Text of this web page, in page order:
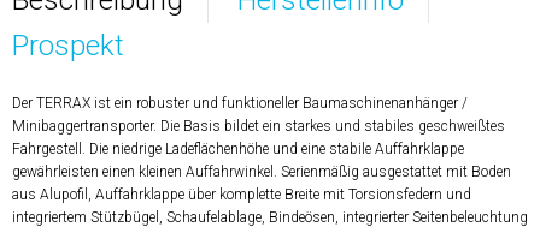
Prospekt
Der TERRAX ist ein robuster und funktioneller Baumaschinenanhänger /
Minibaggertransporter. Die Basis bildet ein starkes und stabiles geschweißtes
Fahrgestell. Die niedrige Ladeflächenhöhe und eine stabile Auffahrklappe
gewährleisten einen kleinen Auffahrwinkel. Serienmäßig ausgestattet mit Boden
aus Alupofil, Auffahrklappe über komplette Breite mit Torsionsfedern und
integriertem Stützbügel, Schaufelablage, Bindeösen, integrierter Seitenbeleuchtung